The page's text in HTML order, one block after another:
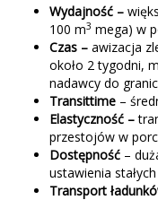
Wydajność –
100 m3 mega) w
Czas – awizacja
około 2 tygodni,
nadawcy do
Transittime –
Elastyczność –
przestojów w
Dostępność –
ustawienia
Transport